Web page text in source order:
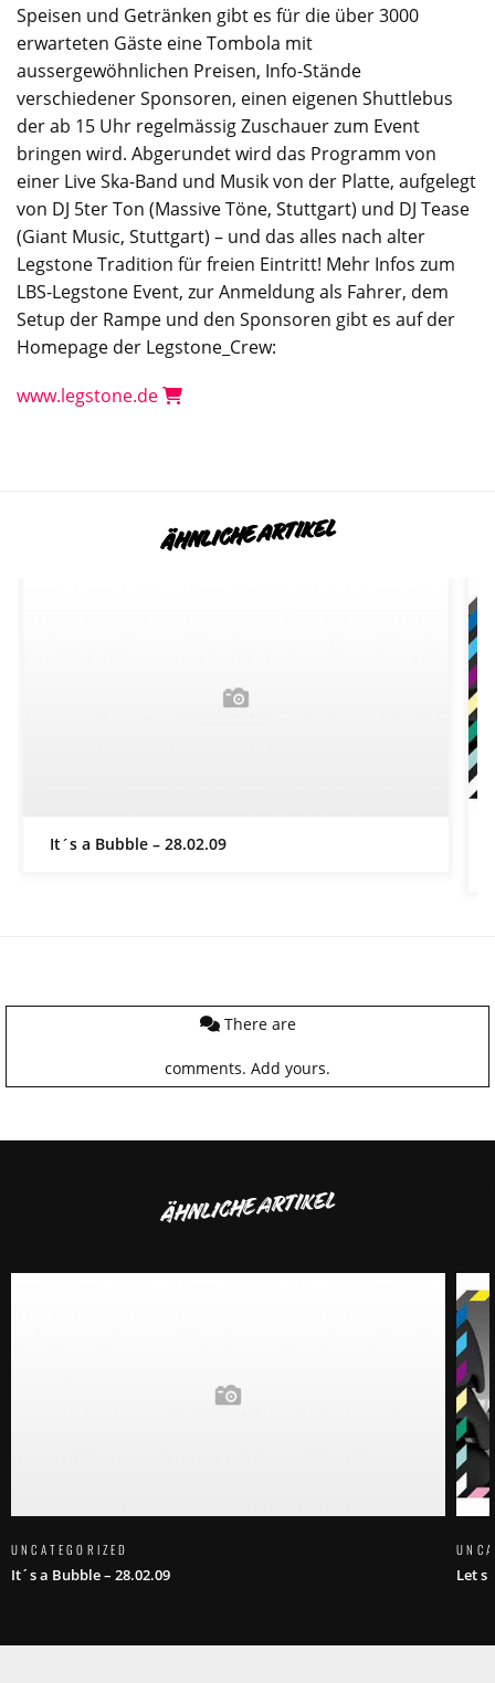
Speisen und Getränken gibt es für die über 3000
erwarteten Gäste eine Tombola mit
aussergewöhnlichen Preisen, Info-Stände
verschiedener Sponsoren, einen eigenen Shuttlebus
der ab 15 Uhr regelmässig Zuschauer zum Event
bringen wird. Abgerundet wird das Programm von
einer Live Ska-Band und Musik von der Platte, aufgelegt
von DJ 5ter Ton (Massive Töne, Stuttgart) und DJ Tease
(Giant Music, Stuttgart) – und das alles nach alter
Legstone Tradition für freien Eintritt! Mehr Infos zum
LBS-Legstone Event, zur Anmeldung als Fahrer, dem
Setup der Rampe und den Sponsoren gibt es auf der
Homepage der Legstone_Crew:
www.legstone.de
ÄHNLICHE ARTIKEL
It´s a Bubble – 28.02.09
There are
comments. Add yours.
ÄHNLICHE ARTIKEL
UNCATEGORIZED
It´s a Bubble – 28.02.09 Let s